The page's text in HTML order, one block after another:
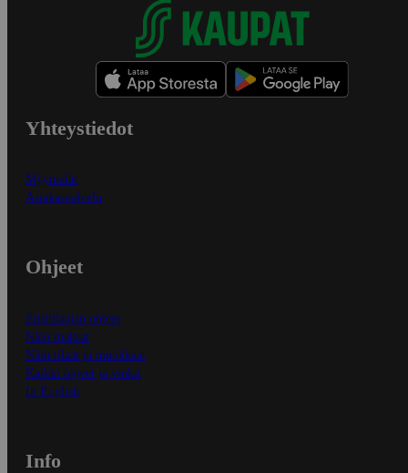
Yhteystiedot
Myymälät
Asiakaspalvelu
Ohjeet
Ensitilaajan ohjeet
Näin maksat
Näin tilaat ja muokkaat
Kaikki ohjeet ja vinkit
In English
Info